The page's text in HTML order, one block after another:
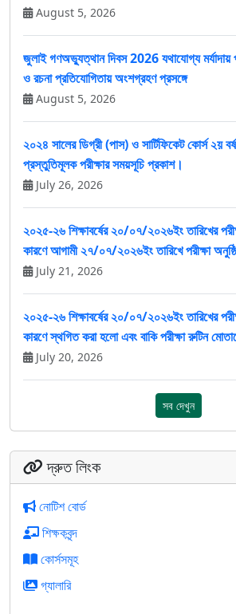
August 5, 2026
জুলাই গণঅভ্যুত্থান দিবস 2026 যথাযোগ্য মর্যাদায়
ও রচনা প্রতিযোগিতায় অংশগ্রহণ প্রসঙ্গে
August 5, 2026
২০২৪ সালের ডিগ্রী (পাস) ও সার্টিফিকেট কোর্স ২য়
প্রস্তুতিমূলক পরীক্ষার সময়সূচি প্রকাশ।
July 26, 2026
২০২৫-২৬ শিক্ষাবর্ষের ২০/০৭/২০২৬ইং তারিখের
কারণে আগামী ২৭/০৭/২০২৬ইং তারিখে পরীক্ষা
July 21, 2026
২০২৫-২৬ শিক্ষাবর্ষের ২০/০৭/২০২৬ইং তারিখের
কারণে স্থগিত করা হলো এবং বাকি পরীক্ষা রুটিন
July 20, 2026
সব দেখুন
দ্রুত লিংক
নোটিশ বোর্ড
শিক্ষকবৃন্দ
কোর্সসমূহ
গ্যালারি